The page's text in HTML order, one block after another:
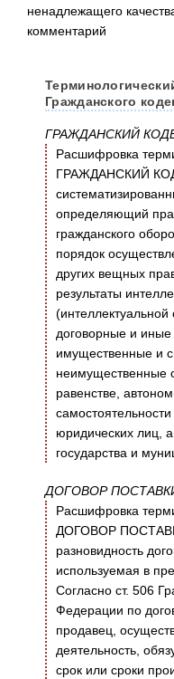
Гражданского
ГРАЖДАНСКИЙ
Расшифровка
ГРАЖДАНСКИЙ
определяющий
гражданского
порядок
других вещных
результаты
договорные и иные
имущественные и
неимущественные
равенстве,
юридических лиц,
государства и
ДОГОВОР
Расшифровка
ДОГОВОР
разновидность
используемая в
Согласно ст. 506
Федерации по
продавец,
деятельность,
срок или сроки